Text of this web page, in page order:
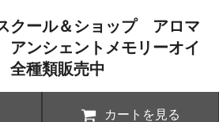
クール＆ショップ アロマ
ンシェントメモリーオイ
種類販売中
カートを見る